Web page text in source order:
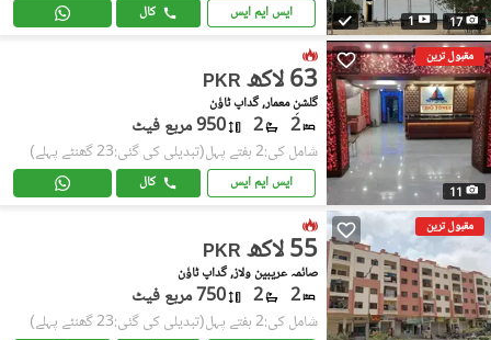
17
1 ایس ایم ایس کال
مقبول ترین
11
PKR 63 لاکھ
گلشنِ معمار, گداپ ٹاؤن
2
2 950 مربع فیٹ
شامل کی:2 ہفتے پہل (تبدیلی کی گئی:23 گھنٹے پہلے)
ایس ایم ایس کال
مقبول ترین
PKR 55 لاکھ
صائمہ عریبین ولاز, گداپ ٹاؤن
2
2 750 مربع فیٹ
شامل کی:2 ہفتے پہل (تبدیلی کی گئی:23 گھنٹے پہلے)